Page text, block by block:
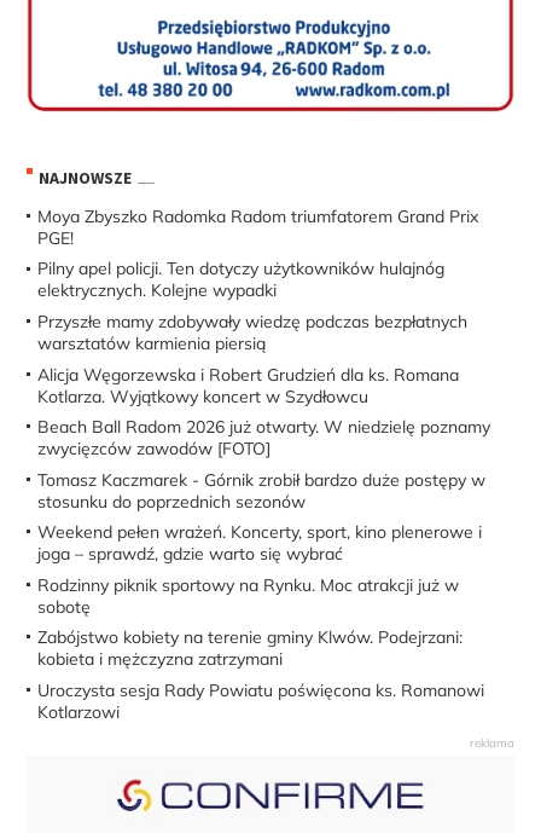
NAJNOWSZE
Moya Zbyszko Radomka Radom triumfatorem Grand Prix
PGE!
Pilny apel policji. Ten dotyczy użytkowników hulajnóg
elektrycznych. Kolejne wypadki
Przyszłe mamy zdobywały wiedzę podczas bezpłatnych
warsztatów karmienia piersią
Alicja Węgorzewska i Robert Grudzień dla ks. Romana
Kotlarza. Wyjątkowy koncert w Szydłowcu
Beach Ball Radom 2026 już otwarty. W niedzielę poznamy
zwycięzców zawodów [FOTO]
Tomasz Kaczmarek - Górnik zrobił bardzo duże postępy w
stosunku do poprzednich sezonów
Weekend pełen wrażeń. Koncerty, sport, kino plenerowe i
joga – sprawdź, gdzie warto się wybrać
Rodzinny piknik sportowy na Rynku. Moc atrakcji już w
sobotę
Zabójstwo kobiety na terenie gminy Klwów. Podejrzani:
kobieta i mężczyzna zatrzymani
Uroczysta sesja Rady Powiatu poświęcona ks. Romanowi
Kotlarzowi